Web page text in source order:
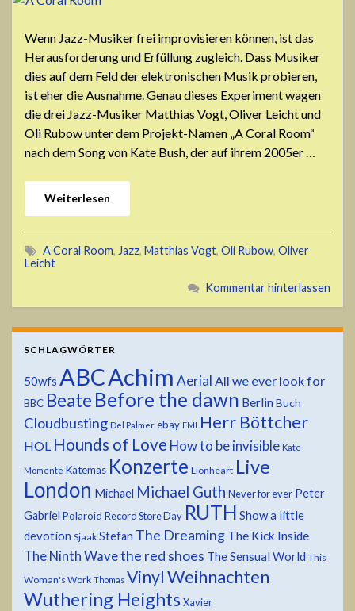
Wenn Jazz-Musiker frei improvisieren können, ist das
Herausforderung und Erfüllung zugleich. Dass Musiker
dies auf dem Feld der elektronischen Musik probieren,
ist eher die Ausnahme. Genau dieses Experiment wagen
die drei Jazz-Musiker Matthias Vogt, Oliver Leicht und
Oli Rubow unter dem Projekt-Namen „A Coral Room“
nach dem Song von Kate Bush, der auf ihrem 2005er …
Weiterlesen
A Coral Room, Jazz, Matthias Vogt, Oli Rubow, Oliver
Leicht
Kommentar hinterlassen
SCHLAGWÖRTER
50wfs ABCAchim Aerial All we ever look for
BBC Beate Before the dawn Berlin Buch
Cloudbusting Del Palmer ebay EMI Herr Böttcher
HOL Hounds of Love How to be invisible Kate-
Momente Katemas Konzerte Lionheart Live
London Michael Michael Guth Never for ever Peter
Gabriel Polaroid Record Store Day RUTH Show a little
devotion Sjaak Stefan The Dreaming The Kick Inside
The Ninth Wavethe red shoes The Sensual World This
Woman's Work Thomas VinylWeihnachten
Wuthering Heights Xavier